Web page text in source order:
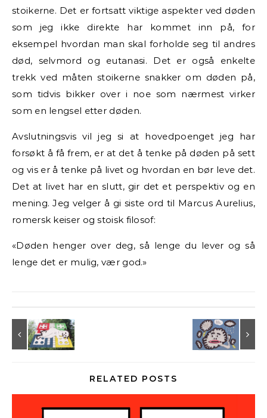
stoikerne. Det er fortsatt viktige aspekter ved døden
som jeg ikke direkte har kommet inn på, for
eksempel hvordan man skal forholde seg til andres
død, selvmord og eutanasi. Det er også enkelte
trekk ved måten stoikerne snakker om døden på,
som tidvis bikker over i noe som nærmest virker
som en lengsel etter døden.
Avslutningsvis vil jeg si at hovedpoenget jeg har
forsøkt å få frem, er at det å tenke på døden på sett
og vis er å tenke på livet og hvordan en bør leve det.
Det at livet har en slutt, gir det et perspektiv og en
mening. Jeg velger å gi siste ord til Marcus Aurelius,
romersk keiser og stoisk filosof:
«Døden henger over deg, så lenge du lever og så
lenge det er mulig, vær god.»
RELATED POSTS